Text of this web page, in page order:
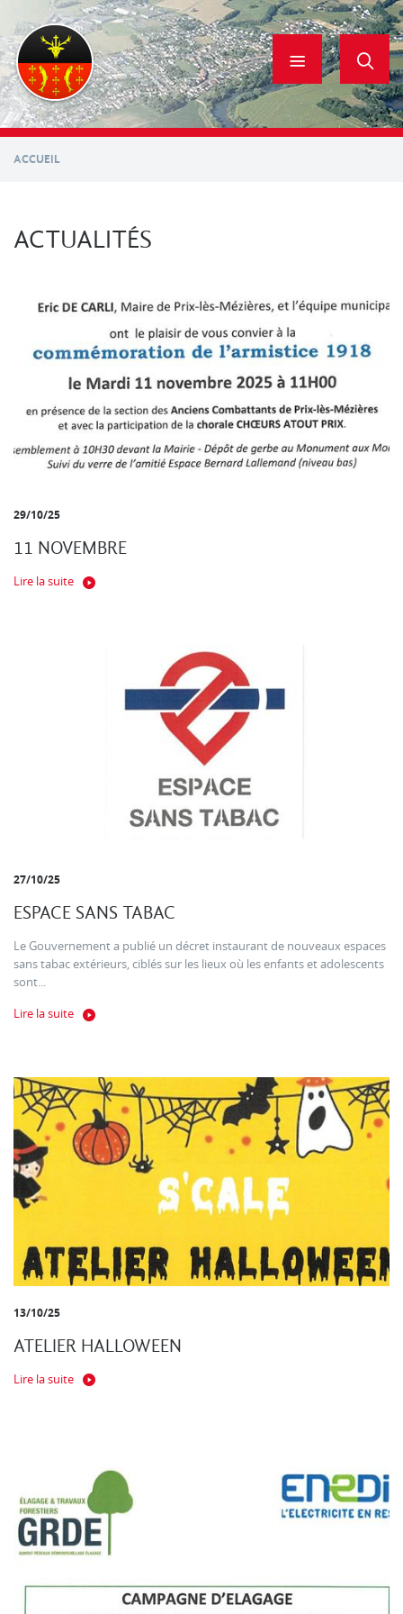
contenu
principal
ACCUEIL
ACTUALITÉS
29/10/25
11 NOVEMBRE
Lire la suite
27/10/25
ESPACE SANS TABAC
Le Gouvernement a publié un décret instaurant de nouveaux espaces
sans tabac extérieurs, ciblés sur les lieux où les enfants et adolescents
sont...
Lire la suite
13/10/25
ATELIER HALLOWEEN
Lire la suite